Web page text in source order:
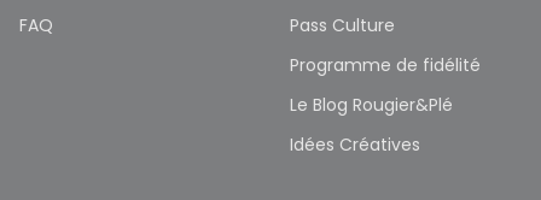
FAQ
Pass Culture
Programme de fidélité
Le Blog Rougier&Plé
Idées Créatives